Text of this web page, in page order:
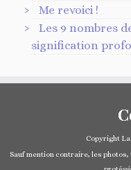
Me revoici !
Les 9 nombres
signification
Copyright
Sauf mention contraire, les